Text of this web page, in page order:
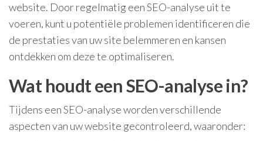
website. Door regelmatig een SEO-analyse uit te
voeren, kunt u potentiële problemen identificeren die
de prestaties van uw site belemmeren en kansen
ontdekken om deze te optimaliseren.
Wat houdt een SEO-analyse in?
Tijdens een SEO-analyse worden verschillende
aspecten van uw website gecontroleerd, waaronder: